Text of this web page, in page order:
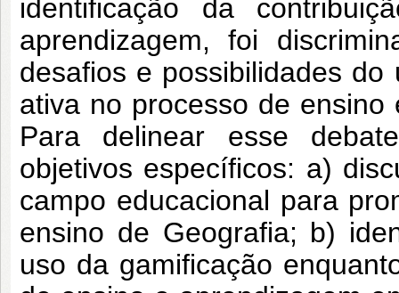
identificação da
aprendizagem, foi
desafios e possibilidades
ativa no processo de ensino
Para delinear esse
objetivos específicos: a)
campo educacional para
ensino de Geografia; b)
uso da gamificação